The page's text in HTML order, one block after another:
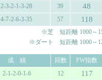
2-3-2-1-3-28 39 48
4-7-2-6-3-35 57 118
※芝 短距離 1000～
※ダート 短距離 1000～
成 績 回数
PW指数
2-1-2-0-1-6 12 117